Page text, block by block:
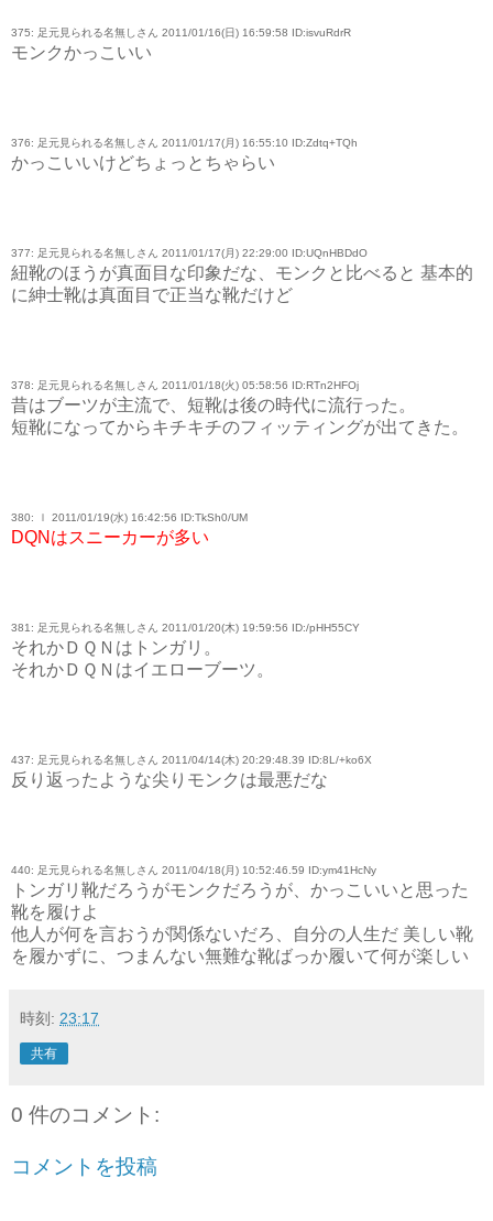
375: 足元見られる名無しさん 2011/01/16(日) 16:59:58 ID:isvuRdrR
モンクかっこいい
376: 足元見られる名無しさん 2011/01/17(月) 16:55:10 ID:Zdtq+TQh
かっこいいけどちょっとちゃらい
377: 足元見られる名無しさん 2011/01/17(月) 22:29:00 ID:UQnHBDdO
紐靴のほうが真面目な印象だな、モンクと比べると 基本的
に紳士靴は真面目で正当な靴だけど
378: 足元見られる名無しさん 2011/01/18(火) 05:58:56 ID:RTn2HFOj
昔はブーツが主流で、短靴は後の時代に流行った。
短靴になってからキチキチのフィッティングが出てきた。
380: ｌ 2011/01/19(水) 16:42:56 ID:TkSh0/UM
DQNはスニーカーが多い
381: 足元見られる名無しさん 2011/01/20(木) 19:59:56 ID:/pHH55CY
それかＤＱＮはトンガリ。
それかＤＱＮはイエローブーツ。
437: 足元見られる名無しさん 2011/04/14(木) 20:29:48.39 ID:8L/+ko6X
反り返ったような尖りモンクは最悪だな
440: 足元見られる名無しさん 2011/04/18(月) 10:52:46.59 ID:ym41HcNy
トンガリ靴だろうがモンクだろうが、かっこいいと思った
靴を履けよ
他人が何を言おうが関係ないだろ、自分の人生だ 美しい靴
を履かずに、つまんない無難な靴ばっか履いて何が楽しい
時刻: 23:17
共有
0 件のコメント:
コメントを投稿